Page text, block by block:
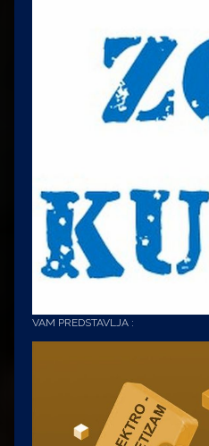
VAM PREDSTAVLJA :